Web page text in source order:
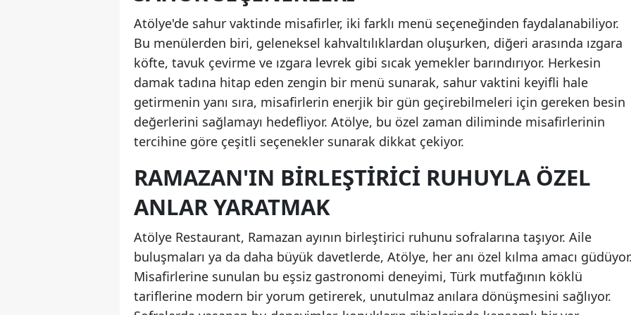
Atölye'de sahur vaktinde misafirler, iki farklı menü seçeneğinden faydalanabiliyor.
Bu menülerden biri, geleneksel kahvaltılıklardan oluşurken, diğeri arasında ızgara
köfte, tavuk çevirme ve ızgara levrek gibi sıcak yemekler barındırıyor. Herkesin
damak tadına hitap eden zengin bir menü sunarak, sahur vaktini keyifli hale
getirmenin yanı sıra, misafirlerin enerjik bir gün geçirebilmeleri için gereken besin
değerlerini sağlamayı hedefliyor. Atölye, bu özel zaman diliminde misafirlerinin
tercihine göre çeşitli seçenekler sunarak dikkat çekiyor.
RAMAZAN'IN BIRLEŞTIRICI RUHUYLA ÖZEL
ANLAR YARATMAK
Atölye Restaurant, Ramazan ayının birleştirici ruhunu sofralarına taşıyor. Aile
buluşmaları ya da daha büyük davetlerde, Atölye, her anı özel kılma amacı
Misafirlerine sunulan bu eşsiz gastronomi deneyimi, Türk mutfağının köklü
tariflerine modern bir yorum getirerek, unutulmaz anılara dönüşmesini sağlıyor.